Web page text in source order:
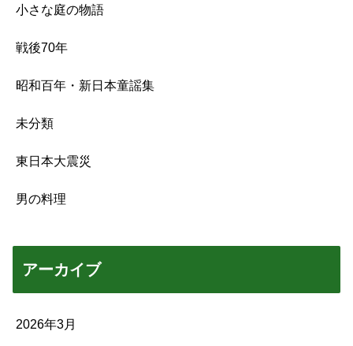
小さな庭の物語
戦後70年
昭和百年・新日本童謡集
未分類
東日本大震災
男の料理
アーカイブ
2026年3月